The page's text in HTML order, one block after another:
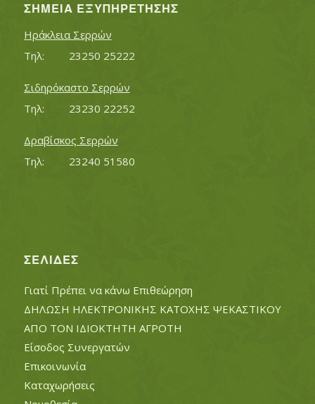
ΣΗΜΕΊΑ ΕΞΥΠΗΡΈΤΗΣΗΣ
Ηράκλεια Σερρών
Τηλ:		23250 25222
Σιδηρόκαστο Σερρών
Τηλ:		23230 22252
Δραβίσκος Σερρών
Τηλ:		23240 51580
ΣΕΛΊΔΕΣ
Γιατί Πρέπει να κάνω Επιθεώρηση
ΔΗΛΩΣΗ ΗΛΕΚΤΡΟΝΙΚΗΣ ΚΑΤΟΧΗΣ ΨΕΚΑΣΤΙΚΟΥ
ΑΠΟ ΤΟΝ ΙΔΙΟΚΤΗΤΗ ΑΓΡΟΤΗ
Είσοδος Συνεργατών
Επικοινωνία
Καταχωρήσεις